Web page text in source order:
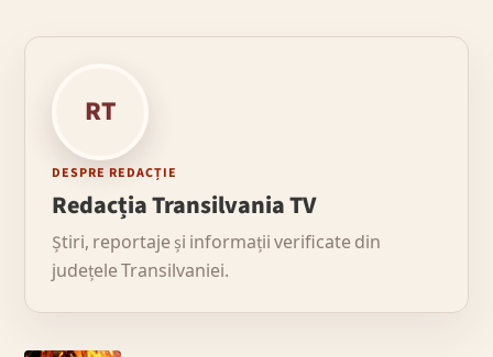
RT
DESPRE REDACȚIE
Redacția Transilvania TV
Știri, reportaje și informații verificate din
județele Transilvaniei.